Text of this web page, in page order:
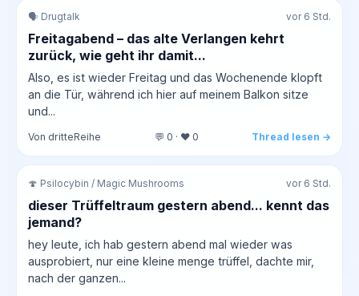
🗣️ Drugtalk vor 6 Std.
Freitagabend – das alte Verlangen kehrt
zurück, wie geht ihr damit...
Also, es ist wieder Freitag und das Wochenende klopft
an die Tür, während ich hier auf meinem Balkon sitze
und...
Von dritteReihe 💬 0 · ❤️ 0 Thread lesen →
🍄 Psilocybin / Magic Mushrooms vor 6 Std.
dieser Trüffeltraum gestern abend... kennt das
jemand?
hey leute, ich hab gestern abend mal wieder was
ausprobiert, nur eine kleine menge trüffel, dachte mir,
nach der ganzen...